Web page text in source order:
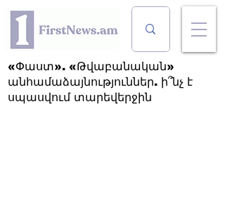
«Փաստ». «Թվաբանական»
անհամաձայնություններ. ի՞նչ է
սպասվում տարեվերջին